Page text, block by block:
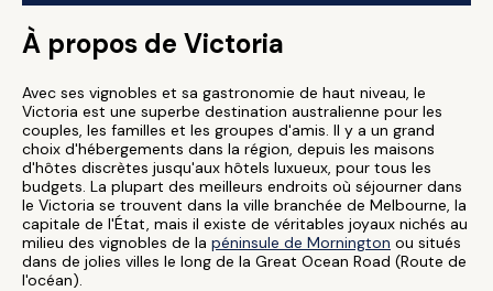
À propos de Victoria
Avec ses vignobles et sa gastronomie de haut niveau, le
Victoria est une superbe destination australienne pour les
couples, les familles et les groupes d'amis. Il y a un grand
choix d'hébergements dans la région, depuis les maisons
d'hôtes discrètes jusqu'aux hôtels luxueux, pour tous les
budgets. La plupart des meilleurs endroits où séjourner dans
le Victoria se trouvent dans la ville branchée de Melbourne, la
capitale de l'État, mais il existe de véritables joyaux nichés au
milieu des vignobles de la péninsule de Mornington ou situés
dans de jolies villes le long de la Great Ocean Road (Route de
l'océan).